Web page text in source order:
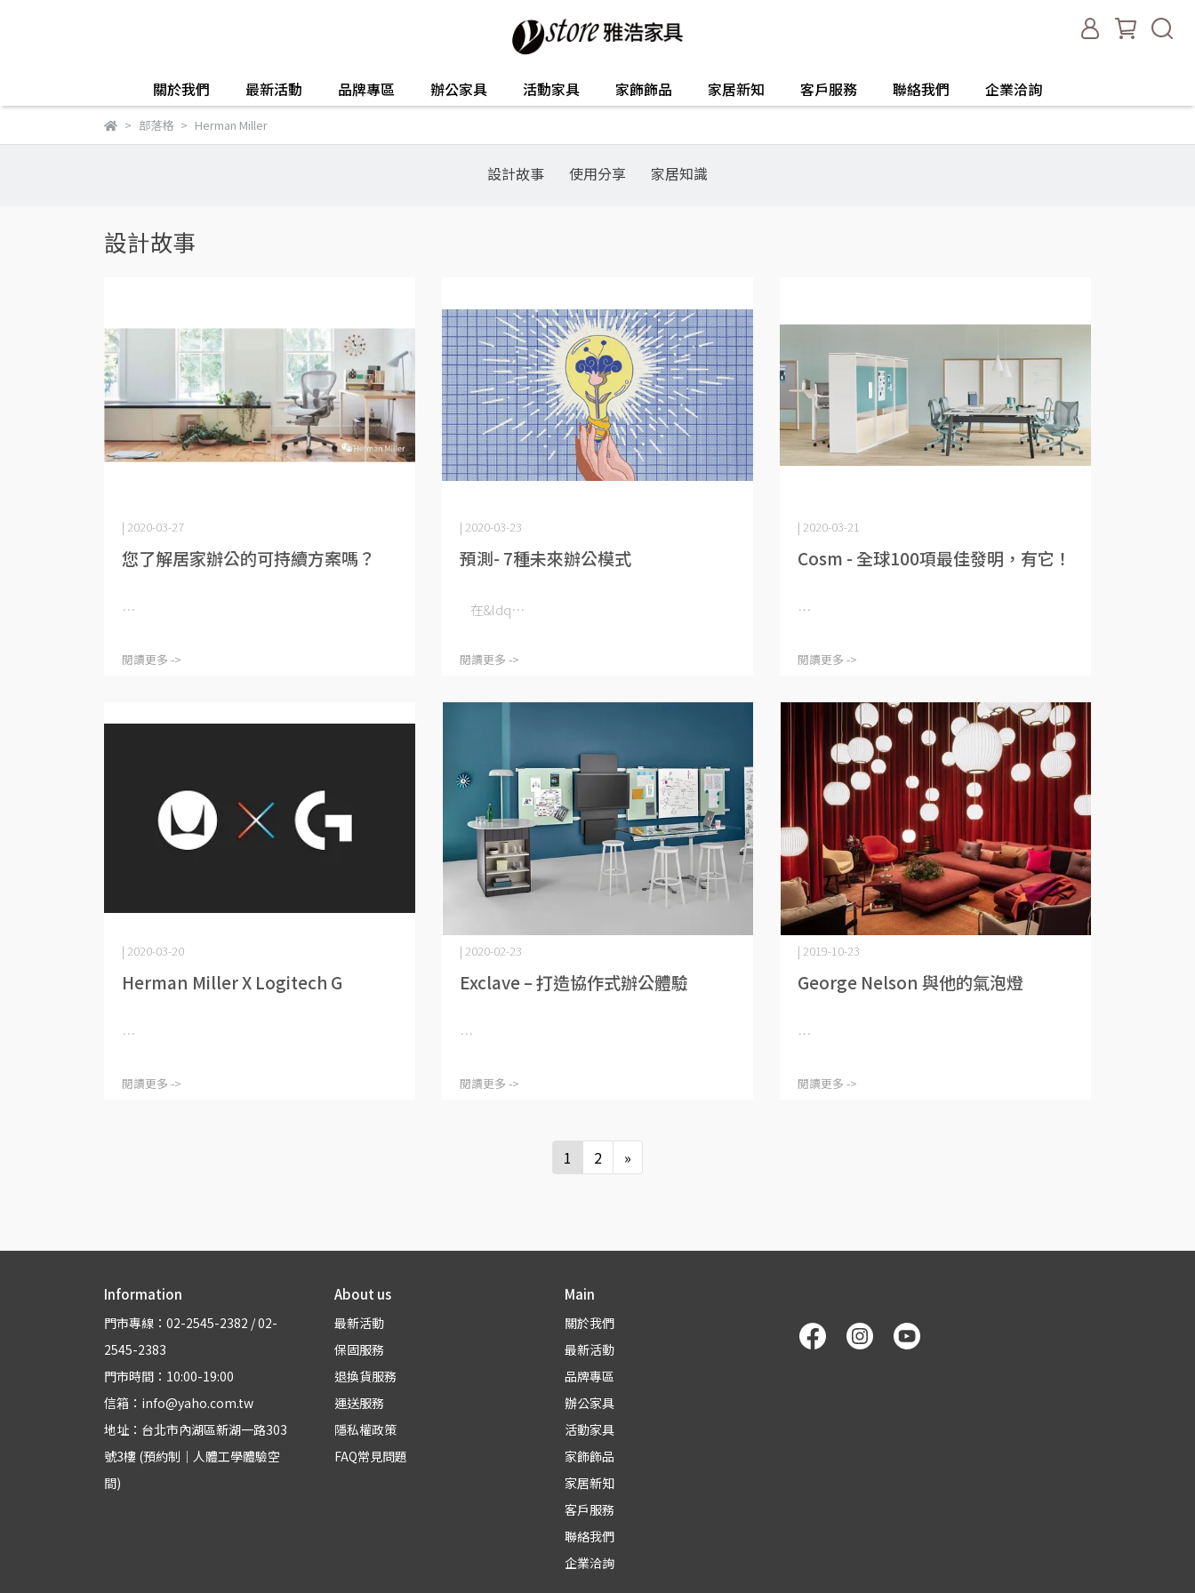
關於我們 最新活動 品牌專區 辦公家具 活動家具 家飾飾品 家居新知 客戶服務 聯絡我們 企業洽詢
部落格 Herman Miller
設計故事 使用分享 家居知識
設計故事
您了解居家辦公的可持續方案嗎？
| 2020-03-27
⋯
閱讀更多 ->
預測- 7種未來辦公模式
| 2020-03-23
在&ldq⋯
閱讀更多 ->
Cosm - 全球100項最佳發明，有它！
| 2020-03-21
⋯
閱讀更多 ->
Herman Miller X Logitech G
| 2020-03-20
⋯
閱讀更多 ->
Exclave – 打造協作式辦公體驗
| 2020-02-23
⋯
閱讀更多 ->
George Nelson 與他的氣泡燈
| 2019-10-23
⋯
閱讀更多 ->
1 2 »
Information
門市專線：02-2545-2382 / 02-
2545-2383
門市時間：10:00-19:00
信箱：info@yaho.com.tw
地址：台北市內湖區新湖一路303
號3樓 (預約制｜人體工學體驗空
間)
About us
最新活動
保固服務
退換貨服務
運送服務
隱私權政策
FAQ常見問題
Main
關於我們
最新活動
品牌專區
辦公家具
活動家具
家飾飾品
家居新知
客戶服務
聯絡我們
企業洽詢